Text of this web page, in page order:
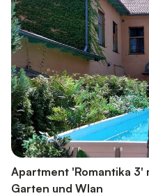
Apartment 'Romantika 3'
Garten und Wlan